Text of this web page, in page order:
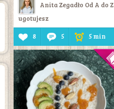
Anita Zegadło Od A do Z
ugotujesz
8 5 5 min